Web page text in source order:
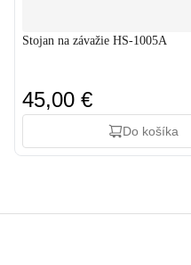
Stojan na závažie HS-1005A
45,00 €
Do košíka